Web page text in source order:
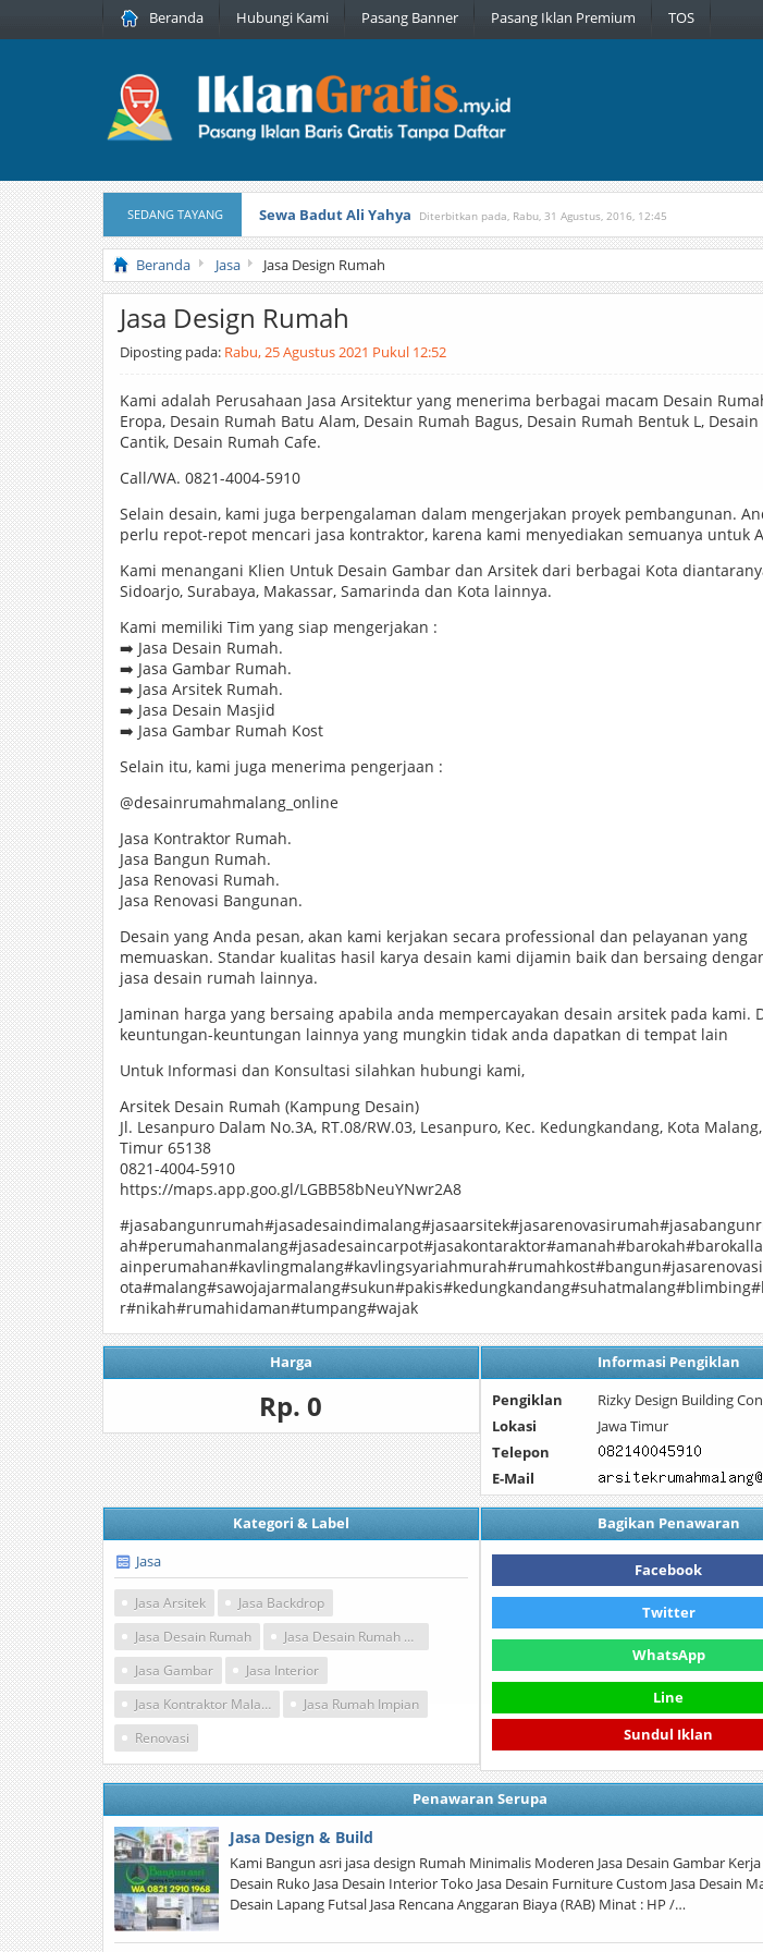
Beranda Hubungi Kami Pasang Banner Pasang Iklan Premium TOS
SEDANG TAYANG Sewa Badut Ali Yahya Diterbitkan pada, Rabu, 31 Agustus, 2016, 12:45
Honda Brio 1.3 E AT CBU 2012 Putih
Beranda Jasa Jasa Design Rumah
Jasa Design Rumah
Diposting pada: Rabu, 25 Agustus 2021 Pukul 12:52
Kami adalah Perusahaan Jasa Arsitektur yang menerima berbagai macam Desain
Eropa, Desain Rumah Batu Alam, Desain Rumah Bagus, Desain Rumah Bentuk L, Desain
Cantik, Desain Rumah Cafe.
Call/WA. 0821-4004-5910
Selain desain, kami juga berpengalaman dalam mengerjakan proyek pembangunan.
perlu repot-repot mencari jasa kontraktor, karena kami menyediakan semuanya untuk
Kami menangani Klien Untuk Desain Gambar dan Arsitek dari berbagai Kota
Sidoarjo, Surabaya, Makassar, Samarinda dan Kota lainnya.
Kami memiliki Tim yang siap mengerjakan :
➡️ Jasa Desain Rumah.
➡️ Jasa Gambar Rumah.
➡️ Jasa Arsitek Rumah.
➡️ Jasa Desain Masjid
➡️ Jasa Gambar Rumah Kost
Selain itu, kami juga menerima pengerjaan :
@desainrumahmalang_online
Jasa Kontraktor Rumah.
Jasa Bangun Rumah.
Jasa Renovasi Rumah.
Jasa Renovasi Bangunan.
Desain yang Anda pesan, akan kami kerjakan secara professional dan pelayanan yang
memuaskan. Standar kualitas hasil karya desain kami dijamin baik dan bersaing
jasa desain rumah lainnya.
Jaminan harga yang bersaing apabila anda mempercayakan desain arsitek pada kami.
keuntungan-keuntungan lainnya yang mungkin tidak anda dapatkan di tempat lain
Untuk Informasi dan Konsultasi silahkan hubungi kami,
Arsitek Desain Rumah (Kampung Desain)
Jl. Lesanpuro Dalam No.3A, RT.08/RW.03, Lesanpuro, Kec. Kedungkandang, Kota Malang,
Timur 65138
0821-4004-5910
https://maps.app.goo.gl/LGBB58bNeuYNwr2A8
r#nikah#rumahidaman#tumpang#wajak
Harga
Rp. 0
Informasi Pengiklan
Pengiklan
Rizky Design Building
Lokasi
Jawa Timur
Telepon
E-Mail
Kategori & Label
Jasa
Jasa Arsitek
Jasa Backdrop
Jasa Desain Rumah
Jasa Desain Rumah Modern
Jasa Gambar
Jasa Interior
Jasa Kontraktor Malang
Jasa Rumah Impian
Renovasi
Bagikan Penawaran
Facebook
Twitter
WhatsApp
Line
Sundul Iklan
Penawaran Serupa
Jasa Design & Build
Kami Bangun asri jasa design Rumah Minimalis Moderen Jasa Desain Gambar Kerja
Desain Ruko Jasa Desain Interior Toko Jasa Desain Furniture Custom Jasa Desain
Desain Lapang Futsal Jasa Rencana Anggaran Biaya (RAB) Minat : HP /…